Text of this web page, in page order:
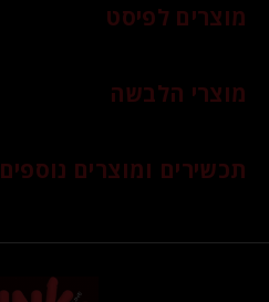
מוצרים לפיסט
מוצרי הלבשה
תכשירים ומוצרים נוספים